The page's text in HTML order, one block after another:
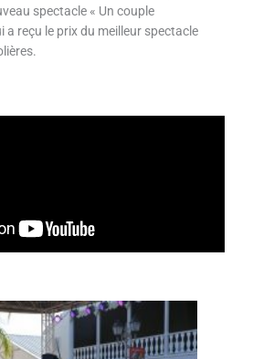
spectacle « Un couple
a reçu le prix du meilleur spectacle